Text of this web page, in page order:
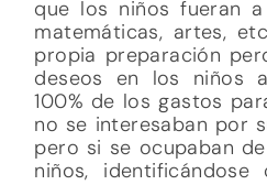
que los niños fueran
matemáticas, artes,
propia preparación
deseos en los niños
100% de los gastos
no se interesaban por
pero si se ocupaban
niños,